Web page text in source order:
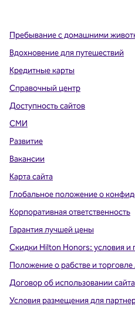
Пребывание с домашними
Вдохновение для путешествий
Кредитные карты
Справочный центр
Доступность сайтов
СМИ
Развитие
Вакансии
Карта сайта
Глобальное положение о
Корпоративная ответственность
Гарантия лучшей цены
Скидки Hilton Honors: условия и
Положение о рабстве и
Договор об использовании сайта
Условия размещения для